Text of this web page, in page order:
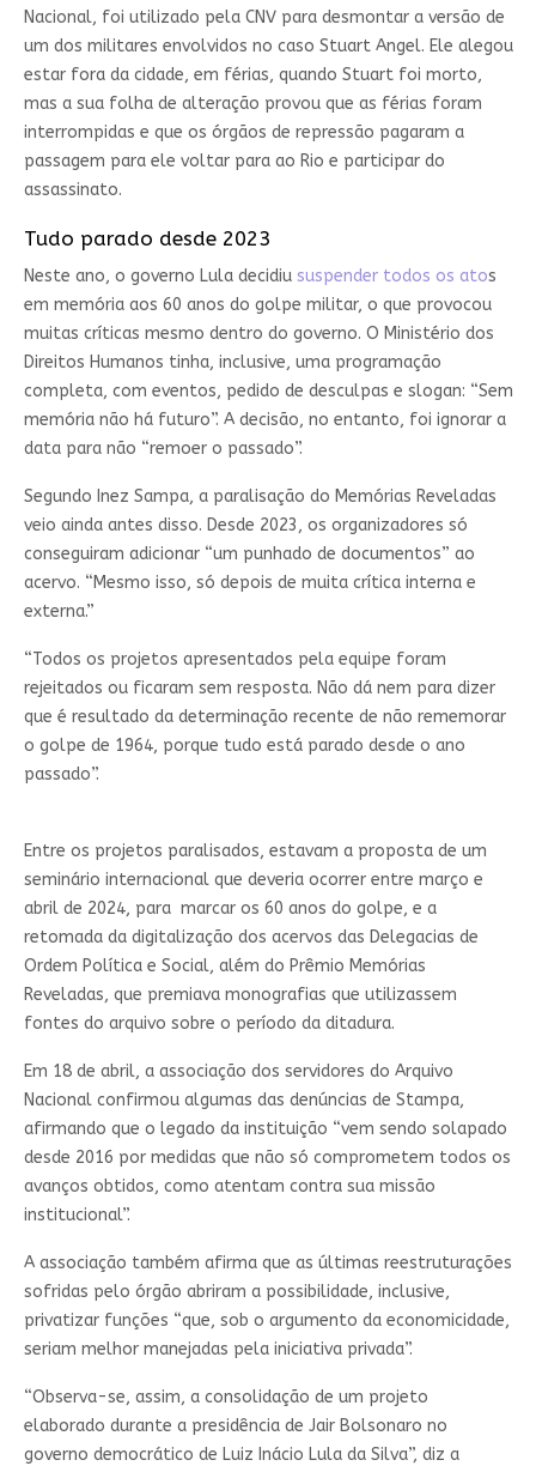
Nacional, foi utilizado pela CNV para desmontar a versão de
um dos militares envolvidos no caso Stuart Angel. Ele alegou
estar fora da cidade, em férias, quando Stuart foi morto,
mas a sua folha de alteração provou que as férias foram
interrompidas e que os órgãos de repressão pagaram a
passagem para ele voltar para ao Rio e participar do
assassinato.
Tudo parado desde 2023
Neste ano, o governo Lula decidiu suspender todos os atos
em memória aos 60 anos do golpe militar, o que provocou
muitas críticas mesmo dentro do governo. O Ministério dos
Direitos Humanos tinha, inclusive, uma programação
completa, com eventos, pedido de desculpas e slogan: “Sem
memória não há futuro”. A decisão, no entanto, foi ignorar a
data para não “remoer o passado”.
Segundo Inez Sampa, a paralisação do Memórias Reveladas
veio ainda antes disso. Desde 2023, os organizadores só
conseguiram adicionar “um punhado de documentos” ao
acervo. “Mesmo isso, só depois de muita crítica interna e
externa.”
“Todos os projetos apresentados pela equipe foram
rejeitados ou ficaram sem resposta. Não dá nem para dizer
que é resultado da determinação recente de não rememorar
o golpe de 1964, porque tudo está parado desde o ano
passado”.
Entre os projetos paralisados, estavam a proposta de um
seminário internacional que deveria ocorrer entre março e
abril de 2024, para marcar os 60 anos do golpe, e a
retomada da digitalização dos acervos das Delegacias de
Ordem Política e Social, além do Prêmio Memórias
Reveladas, que premiava monografias que utilizassem
fontes do arquivo sobre o período da ditadura.
Em 18 de abril, a associação dos servidores do Arquivo
Nacional confirmou algumas das denúncias de Stampa,
afirmando que o legado da instituição “vem sendo solapado
desde 2016 por medidas que não só comprometem todos os
avanços obtidos, como atentam contra sua missão
institucional”.
A associação também afirma que as últimas reestruturações
sofridas pelo órgão abriram a possibilidade, inclusive,
privatizar funções “que, sob o argumento da economicidade,
seriam melhor manejadas pela iniciativa privada”.
“Observa-se, assim, a consolidação de um projeto
elaborado durante a presidência de Jair Bolsonaro no
governo democrático de Luiz Inácio Lula da Silva”, diz a